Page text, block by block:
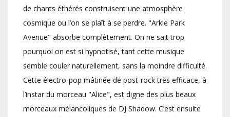
de chants éthérés construisent une atmosphère
cosmique ou l’on se plaît à se perdre. "Arkle Park
Avenue" absorbe complètement. On ne sait trop
pourquoi on est si hypnotisé, tant cette musique
semble couler naturellement, sans la moindre difficulté.
Cette électro-pop mâtinée de post-rock très efficace, à
l’instar du morceau "Alice", est digne des plus beaux
morceaux mélancoliques de DJ Shadow. C’est ensuite